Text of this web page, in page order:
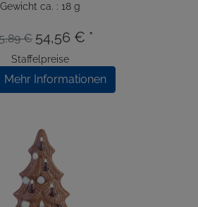
Gewicht ca. : 18 g
€ 54,56 € *
Staffelpreise
Mehr Informationen